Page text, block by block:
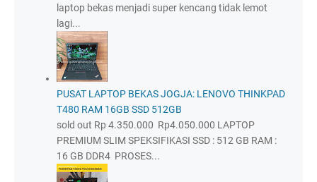
laptop bekas menjadi super kencang tidak lemot
lagi...
PUSAT LAPTOP BEKAS JOGJA: LENOVO THINKPAD
T480 RAM 16GB SSD 512GB
sold out Rp 4.350.000 Rp4.050.000 LAPTOP
PREMIUM SLIM SPEKSIFIKASI SSD : 512 GB RAM :
16 GB DDR4 PROSES...